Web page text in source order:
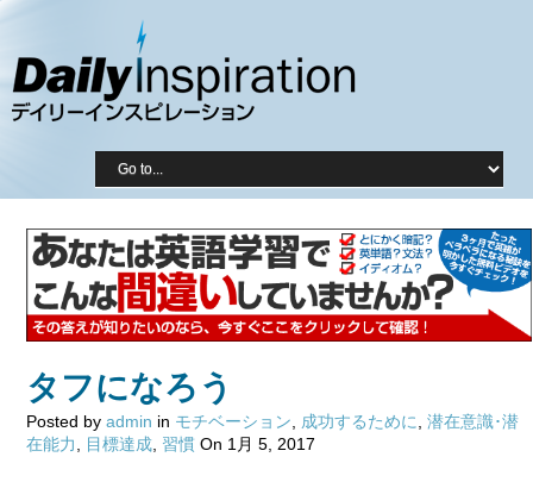
タフになろう
Posted by admin in モチベーション 成功するために
潜在意識･潜
在能力
目標達成 習慣 On 1月 5, 2017